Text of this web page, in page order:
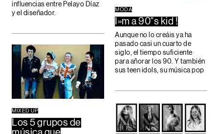
influencias entre Pelayo Díaz
y el diseñador.
MODA
I»m a 90″s kid !
Aunque no lo creáis ya ha
pasado casi un cuarto de
siglo, el tiempo suficiente
para añorar los 90. Y también
sus teen idols, su música pop
MIXED UP
Los 5 grupos de